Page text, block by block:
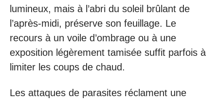
lumineux, mais à l’abri du soleil brûlant de
l’après-midi, préserve son feuillage. Le
recours à un voile d’ombrage ou à une
exposition légèrement tamisée suffit parfois à
limiter les coups de chaud.
Les attaques de parasites réclament une